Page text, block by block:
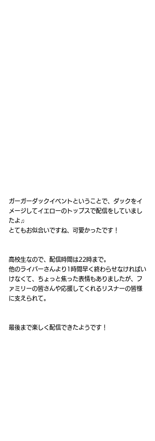
ガーガーダックイベントということで、ダックをイ
メージしてイエローのトップスで配信をしていまし
たよ♫
とてもお似合いですね、可愛かったです！
高校生なので、配信時間は22時まで。
他のライバーさんより1時間早く終わらせなければい
けなくて、ちょっと焦った表情もありましたが、フ
ァミリーの皆さんや応援してくれるリスナーの皆様
に支えられて。
最後まで楽しく配信できたようです！